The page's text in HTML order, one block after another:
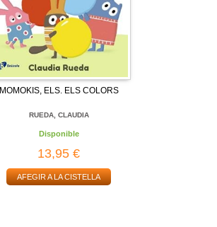
MOMOKIS, ELS. ELS COLORS
RUEDA, CLAUDIA
Disponible
13,95 €
AFEGIR A LA CISTELLA